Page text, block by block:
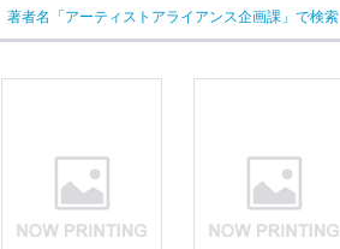
著者名「アーティストアライアンス企画課」で検索